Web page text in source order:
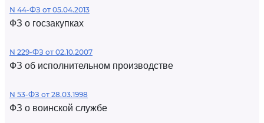
N 44-ФЗ от 05.04.2013
ФЗ о госзакупках
N 229-ФЗ от 02.10.2007
ФЗ об исполнительном производстве
N 53-ФЗ от 28.03.1998
ФЗ о воинской службе